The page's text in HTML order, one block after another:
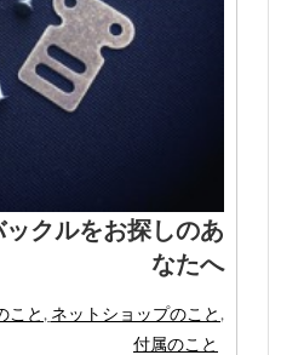
クルをお探しのあ
なたへ
こと , ネットショップのこと ,
付属のこと